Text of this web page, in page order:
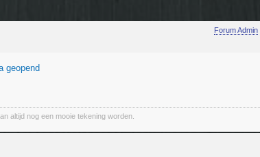
Forum Admin
geopend
altijd nog een mooie tekening worden.